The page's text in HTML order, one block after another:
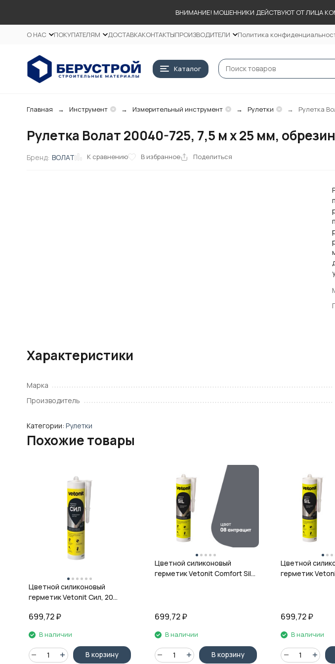
ВНИМАНИЕ! МОШЕННИКИ ДЕЙСТВУЮТ ОТ ЛИЦА
О НАС ПОКУПАТЕЛЯМ ДОСТАВКАКОНТАКТЫПРОИЗВОДИТЕЛИ Политика
Каталог
Главная Инструмент Измерительный инструмент Рулетки Рулетка
Рулетка Волат 20040-725, 7,5 м х 25 мм,
Бренд: ВОЛАТ К сравнению В избранное Поделиться
Характеристики
Марка
Производитель
Категории: Рулетки
Похожие товары
Цветной силиконовый
герметик Vetonit Сил, 20
699,72 ₽
В наличии
В корзину
Цветной силиконовый
герметик Vetonit Comfort Sil,
699,72₽
В наличии
В корзину
Цветной
герметик
699,72₽
В наличии